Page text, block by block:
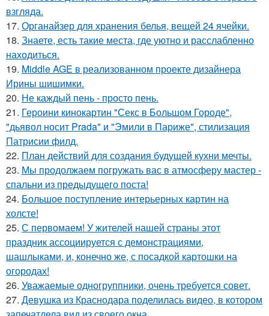
взгляда.
17. Органайзер для хранения белья, вещей 24 ячейки.
18. Знаете, есть такие места, где уютно и расслабленно
находиться.
19. Middle AGE в реализованном проекте дизайнера
Ирины шишимки.
20. Не каждый пень - просто пень.
21. Героини кинокартин "Секс в Большом Городе",
"дьявол носит Prada" и "Эмили в Париже", стилизация
Патрисии филд.
22. План действий для создания будущей кухни мечты.
23. Мы продолжаем погружать вас в атмосферу мастер -
спальни из предыдущего поста!
24. Большое поступление интерьерных картин на
холсте!
25. С первомаем! У жителей нашей страны этот
праздник ассоциируется с демонстрациями,
шашлыками, и, конечно же, с посадкой картошки на
огородах!
26. Уважаемые одногруппники, очень требуется совет.
27. Девушка из Краснодара поделилась видео, в котором